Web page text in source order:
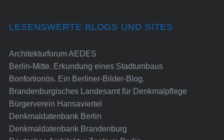
LESENSWERTE BLOGS UND SITES
Architekturforum AEDES
Berlin-Mitte. Erkundung eines Stadtumbaus
Bonfortionös. Ein Berliner-Bilder-Blog.
Brandenburgisches Landesamt für Denkmalpflege
Bürgerverein Hansaviertel
Denkmaldatenbank Berlin
Denkmaldatenbank Brandenburg